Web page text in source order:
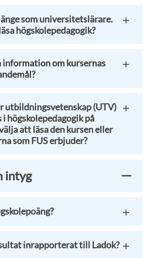
som universitetslärare.
högskolepedagogik?
information om kursernas
utbildningsvetenskap (UTV)
högskolepedagogik på
att läsa den kursen eller
som FUS erbjuder?
intyg
inrapporterat till Ladok?